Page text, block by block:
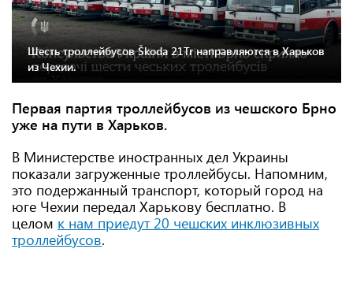
Шесть троллейбусов Škoda 21Tr направляются в Харьков
из Чехии.
Первая партия троллейбусов из чешского Брно
уже на пути в Харьков.
В Министерстве иностранных дел Украины
показали загруженные троллейбусы. Напомним,
это подержанный транспорт, который город на
юге Чехии передал Харькову бесплатно. В
целом к нам приедут 20 чешских инклюзивных
троллейбусов.